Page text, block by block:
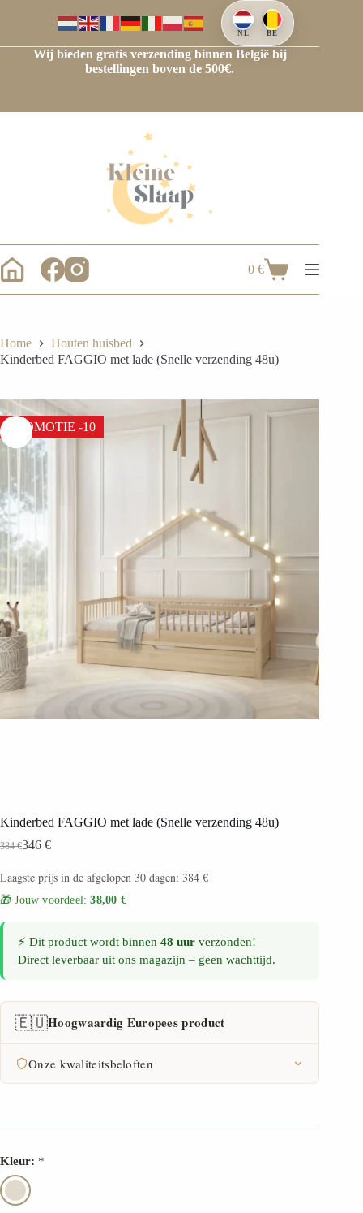
inhoud
NL BE
Wij bieden gratis verzending binnen België bij
bestellingen boven de 500€.
Winkelwagen
0€
Home
Houten huisbed
Kinderbed FAGGIO met lade (Snelle verzending 48u)
PROMOTIE -10
Kinderbed FAGGIO met lade (Snelle verzending 48u)
384€346 €
Laagste prijs in de afgelopen 30 dagen: 384 €
🎁 Jouw voordeel:38,00 €
⚡ Dit product wordt binnen 48 uur verzonden!
Direct leverbaar uit ons magazijn – geen wachttijd.
🇪🇺Hoogwaardig Europees product
Onze kwaliteitsbeloften
Kleur: *